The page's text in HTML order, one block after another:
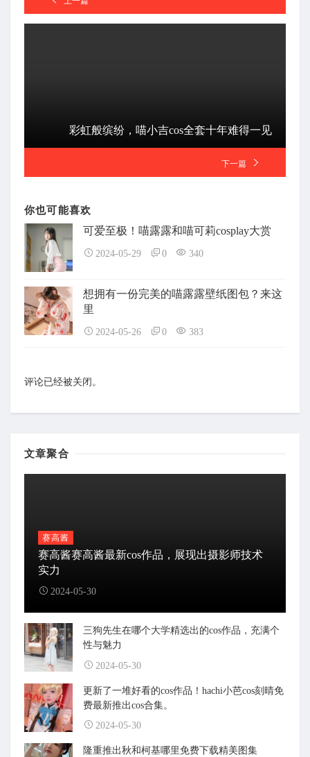
彩虹般缤纷，喵小吉cos全套十年难得一见
下一篇
你也可能喜欢
可爱至极！喵露露和喵可莉cosplay大赏
2024-05-29 0 340
想拥有一份完美的喵露露壁纸图包？来这
里
2024-05-26 0 383
评论已经被关闭。
文章聚合
赛高酱
赛高酱赛高酱最新cos作品，展现出摄影师技术
实力
2024-05-30
三狗先生在哪个大学精选出的cos作品，充满个
性与魅力
2024-05-30
更新了一堆好看的cos作品！hachi小芭cos刻晴免
费最新推出cos合集。
2024-05-30
隆重推出秋和柯基哪里免费下载精美图集